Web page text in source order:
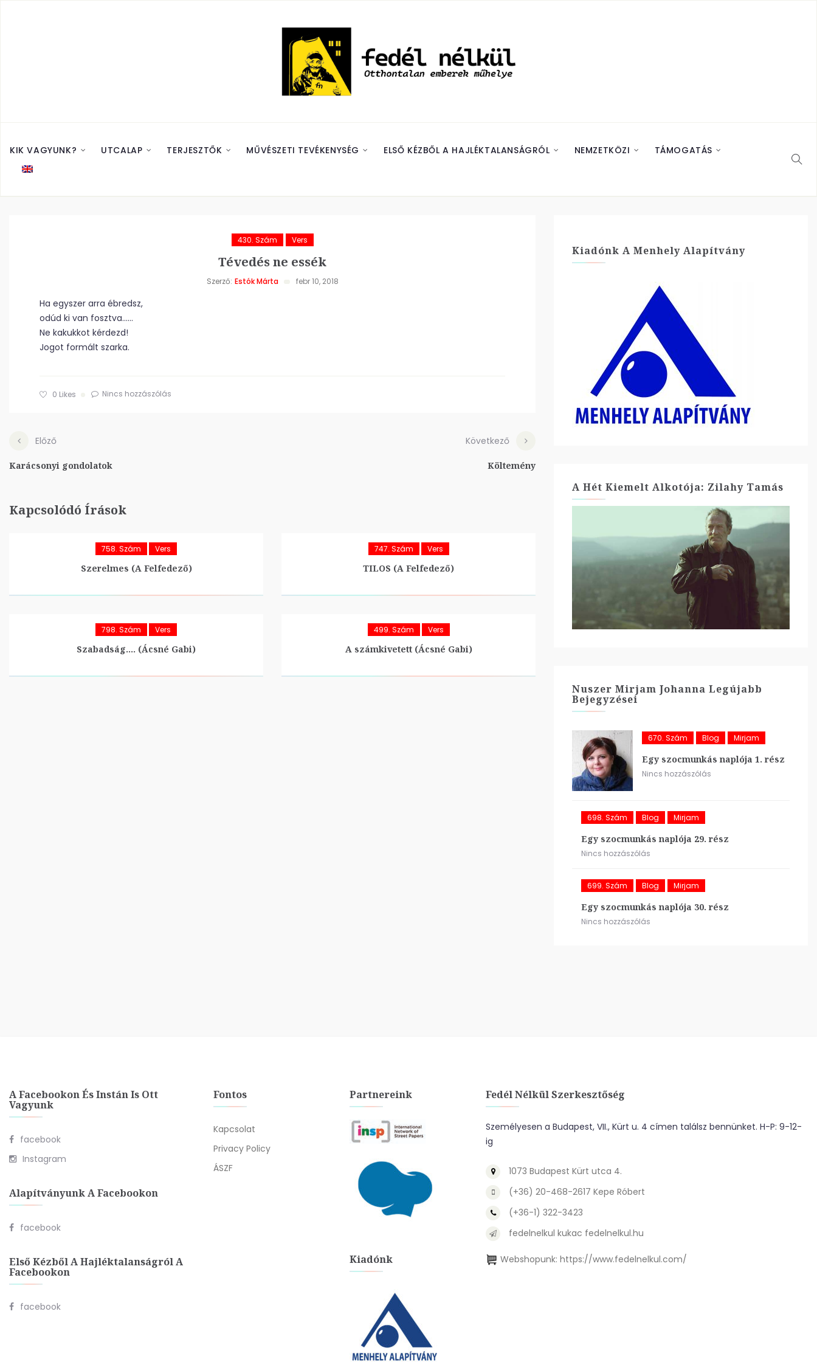
KIK VAGYUNK? UTCALAP TERJESZTŐK MŰVÉSZETI TEVÉKENYSÉG ELSŐ KÉZBŐL A HAJLÉKTALANSÁGRÓL NEMZETKÖZI TÁMOGATÁS
430. Szám Vers
Tévedés ne essék
Szerző: Estók Márta febr 10, 2018
Ha egyszer arra ébredsz,
odúd ki van fosztva……
Ne kakukkot kérdezd!
Jogot formált szarka.
0 Likes Nincs hozzászólás
Előző
Karácsonyi gondolatok
Következő
Költemény
Kapcsolódó Írások
758. Szám Vers
Szerelmes (A Felfedező)
747. Szám Vers
TILOS (A Felfedező)
798. Szám Vers
Szabadság…. (Ácsné Gabi)
499. Szám Vers
A számkivetett (Ácsné Gabi)
Kiadónk A Menhely Alapítvány
A Hét Kiemelt Alkotója: Zilahy Tamás
Nuszer Mirjam Johanna Legújabb
Bejegyzései
670. Szám Blog Mirjam
Egy szocmunkás naplója 1. rész
Nincs hozzászólás
698. Szám Blog Mirjam
Egy szocmunkás naplója 29. rész
Nincs hozzászólás
699. Szám Blog Mirjam
Egy szocmunkás naplója 30. rész
Nincs hozzászólás
A Facebookon És Instán Is Ott
Vagyunk
facebook
Instagram
Alapítványunk A Facebookon
facebook
Első Kézből A Hajléktalanságról A
Facebookon
facebook
Fontos
Kapcsolat
Privacy Policy
ÁSZF
Partnereink
Kiadónk
Fedél Nélkül Szerkesztőség
Személyesen a Budapest, VII., Kürt u. 4 címen találsz bennünket. H-P: 9-12-
ig
1073 Budapest Kürt utca 4.
(+36) 20-468-2617 Kepe Róbert
(+36-1) 322-3423
fedelnelkul kukac fedelnelkul.hu
Webshopunk: https://www.fedelnelkul.com/